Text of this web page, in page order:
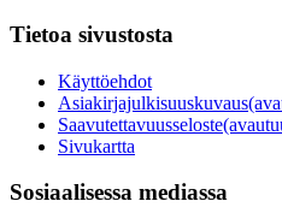
Tietoa sivustosta
Käyttöehdot
Asiakirjajulkisuuskuvaus
Saavutettavuusseloste
Sivukartta
Sosiaalisessa mediassa